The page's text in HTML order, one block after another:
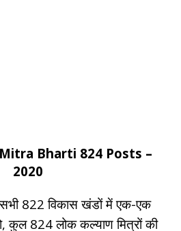
Bharti 824 Posts –
2020
822 विकास खंडों में एक-एक
कुल 824 लोक कल्याण मित्रों की